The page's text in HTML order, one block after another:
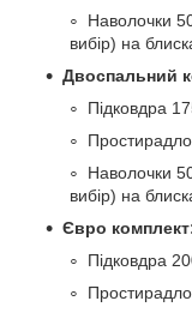
Наволочки
вибір) на
Двоспальний
Підковдра
Наволочки
вибір) на
Євро
Підковдра